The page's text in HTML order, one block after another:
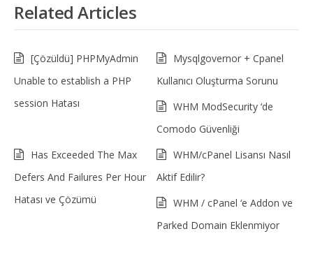
Related Articles
[Çözüldü] PHPMyAdmin
Unable to establish a PHP
session Hatası
Mysqlgovernor + Cpanel
Kullanıcı Oluşturma Sorunu
WHM ModSecurity ‘de
Comodo Güvenliği
Has Exceeded The Max
Defers And Failures Per Hour
Hatası ve Çözümü
WHM/cPanel Lisansı Nasıl
Aktif Edilir?
WHM / cPanel ‘e Addon ve
Parked Domain Eklenmiyor